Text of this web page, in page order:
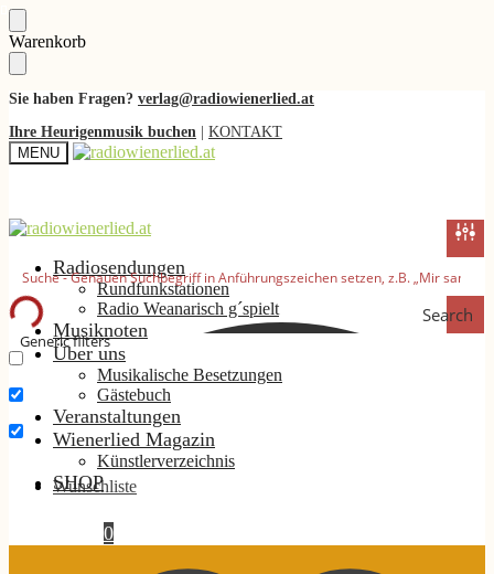
Skip
to
navigation
Skip
to
content
Warenkorb
Sie haben Fragen? verlag@radiowienerlied.at
Ihre Heurigenmusik buchen
KONTAKT
MENU
Search
Generic filters
Nur exakte Ergebnisse
Suche im Titel
Suche im Inhalt
Wunschliste
Radiosendungen
Rundfunkstationen
Radio Weanarisch g´spielt
Musiknoten
Über uns
Musikalische Besetzungen
Gästebuch
Veranstaltungen
Wienerlied Magazin
Künstlerverzeichnis
SHOP
0